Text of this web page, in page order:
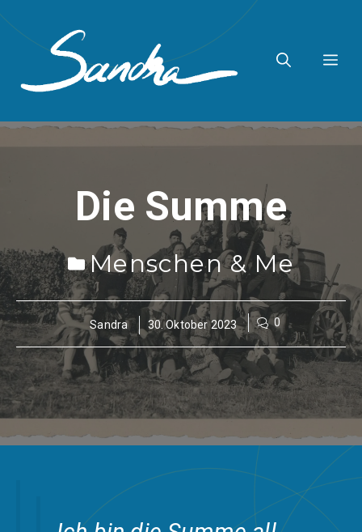
Inhalt
Die Summe
Menschen & Me
Sandra 30. Oktober 2023 0